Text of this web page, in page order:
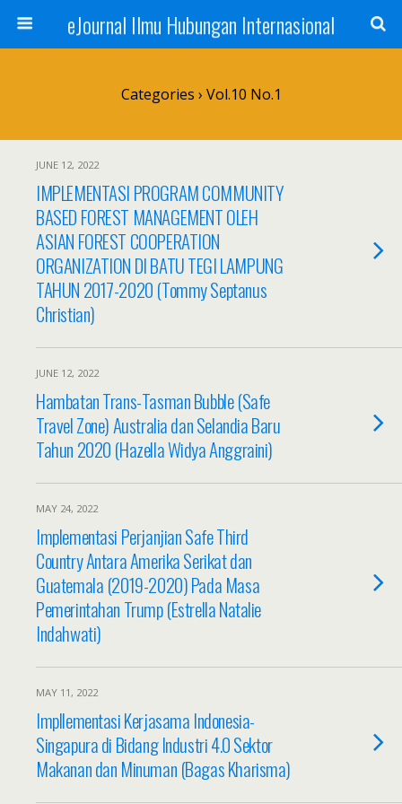
eJournal Ilmu Hubungan Internasional
Categories › Vol.10 No.1
JUNE 12, 2022
IMPLEMENTASI PROGRAM COMMUNITY
BASED FOREST MANAGEMENT OLEH
ASIAN FOREST COOPERATION
ORGANIZATION DI BATU TEGI LAMPUNG
TAHUN 2017-2020 (Tommy Septanus
Christian)
JUNE 12, 2022
Hambatan Trans-Tasman Bubble (Safe
Travel Zone) Australia dan Selandia Baru
Tahun 2020 (Hazella Widya Anggraini)
MAY 24, 2022
Implementasi Perjanjian Safe Third
Country Antara Amerika Serikat dan
Guatemala (2019-2020) Pada Masa
Pemerintahan Trump (Estrella Natalie
Indahwati)
MAY 11, 2022
Impllementasi Kerjasama Indonesia-
Singapura di Bidang Industri 4.0 Sektor
Makanan dan Minuman (Bagas Kharisma)